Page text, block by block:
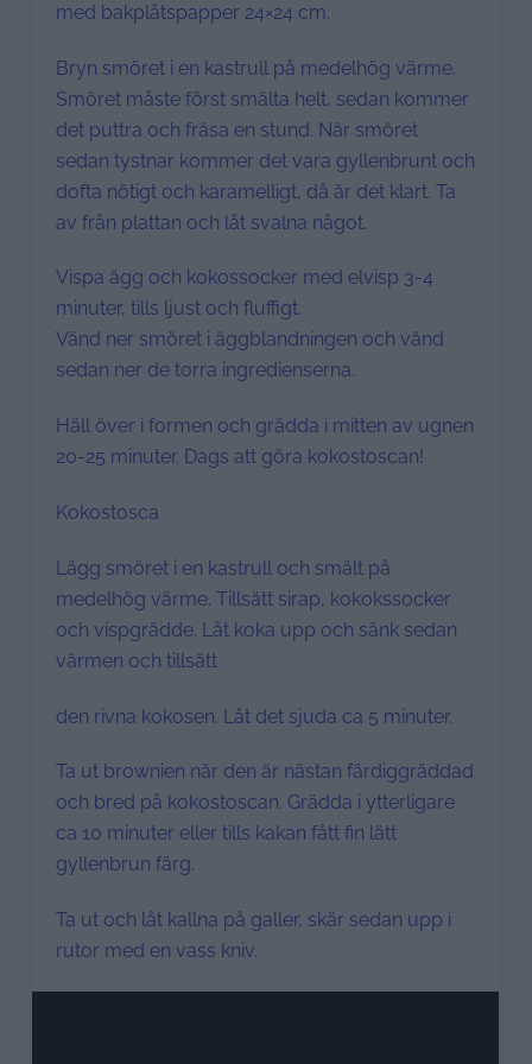
med bakplåtspapper 24×24 cm.
Bryn smöret i en kastrull på medelhög värme.
Smöret måste först smälta helt, sedan kommer
det puttra och fräsa en stund. När smöret
sedan tystnar kommer det vara gyllenbrunt och
dofta nötigt och karamelligt, då är det klart. Ta
av från plattan och låt svalna något.
Vispa ägg och kokossocker med elvisp 3-4
minuter, tills ljust och fluffigt.
Vänd ner smöret i äggblandningen och vänd
sedan ner de torra ingredienserna.
Häll över i formen och grädda i mitten av ugnen
20-25 minuter. Dags att göra kokostoscan!
Kokostosca
Lägg smöret i en kastrull och smält på
medelhög värme. Tillsätt sirap, kokokssocker
och vispgrädde. Låt koka upp och sänk sedan
värmen och tillsätt
den rivna kokosen. Låt det sjuda ca 5 minuter.
Ta ut brownien när den är nästan färdiggräddad
och bred på kokostoscan. Grädda i ytterligare
ca 10 minuter eller tills kakan fått fin lätt
gyllenbrun färg.
Ta ut och låt kallna på galler, skär sedan upp i
rutor med en vass kniv.